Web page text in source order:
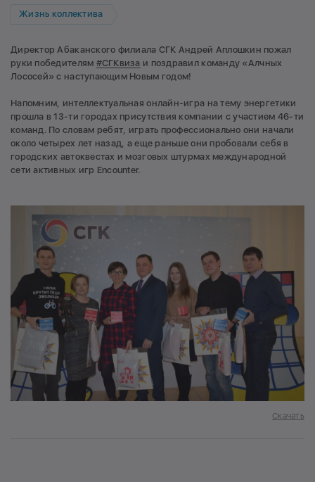
Жизнь коллектива
Директор Абаканского филиала СГК Андрей Аплошкин пожал
руки победителям #СГКвиза и поздравил команду «Алчных
Лососей» с наступающим Новым годом!
Напомним, интеллектуальная онлайн-игра на тему энергетики
прошла в 13-ти городах присутствия компании с участием 46-ти
команд. По словам ребят, играть профессионально они начали
около четырех лет назад, а еще раньше они пробовали себя в
городских автоквестах и мозговых штурмах международной
сети активных игр Encounter.
Скачать